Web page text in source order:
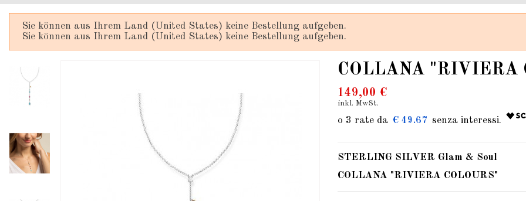
Sie können aus Ihrem Land (United States) keine Bestellung aufgeben.
Sie können aus Ihrem Land (United States) keine Bestellung aufgeben.
COLLANA "RIVIERA
149,00 €
inkl. MwSt.
€ 49.67
STERLING SILVER Glam & Soul
COLLANA "RIVIERA COLOURS"